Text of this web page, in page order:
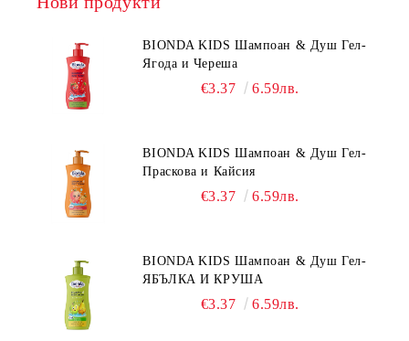
BIONDA KIDS Шампоан & Душ Гел-
Ягода и Череша
€3.37 6.59лв.
BIONDA KIDS Шампоан & Душ Гел-
Праскова и Кайсия
€3.37 6.59лв.
BIONDA KIDS Шампоан & Душ Гел-
ЯБЪЛКА И КРУША
€3.37 6.59лв.